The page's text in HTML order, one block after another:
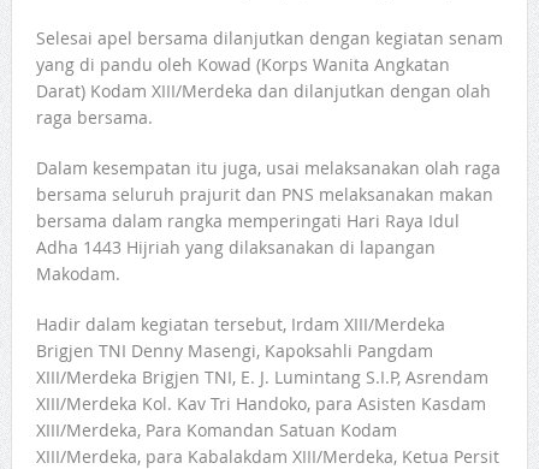
Selesai apel bersama dilanjutkan dengan kegiatan senam
yang di pandu oleh Kowad (Korps Wanita Angkatan
Darat) Kodam XIII/Merdeka dan dilanjutkan dengan olah
raga bersama.
Dalam kesempatan itu juga, usai melaksanakan olah raga
bersama seluruh prajurit dan PNS melaksanakan makan
bersama dalam rangka memperingati Hari Raya Idul
Adha 1443 Hijriah yang dilaksanakan di lapangan
Makodam.
Hadir dalam kegiatan tersebut, Irdam XIII/Merdeka
Brigjen TNI Denny Masengi, Kapoksahli Pangdam
XIII/Merdeka Brigjen TNI, E. J. Lumintang S.I.P, Asrendam
XIII/Merdeka Kol. Kav Tri Handoko, para Asisten Kasdam
XIII/Merdeka, Para Komandan Satuan Kodam
XIII/Merdeka, para Kabalakdam XIII/Merdeka, Ketua Persit